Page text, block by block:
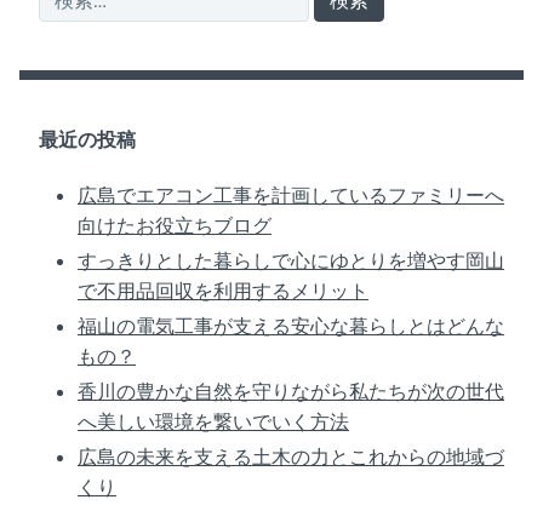
索:
最近の投稿
広島でエアコン工事を計画しているファミリーへ
向けたお役立ちブログ
すっきりとした暮らしで心にゆとりを増やす岡山
で不用品回収を利用するメリット
福山の電気工事が支える安心な暮らしとはどんな
もの？
香川の豊かな自然を守りながら私たちが次の世代
へ美しい環境を繋いでいく方法
広島の未来を支える土木の力とこれからの地域づ
くり